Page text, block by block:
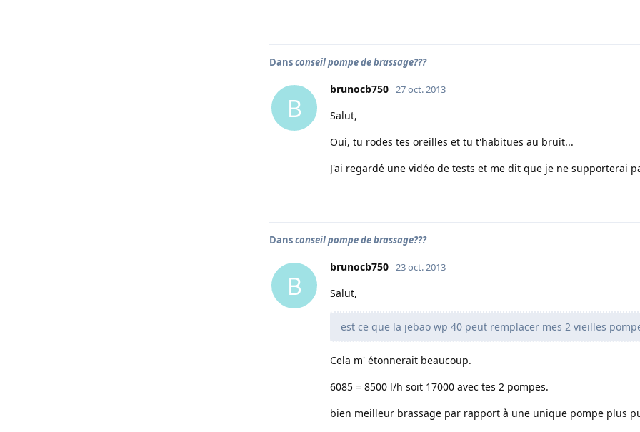
Dansconseil pompe de brassage???
B
brunocb750 27 oct. 2013
Salut,
Oui, tu rodes tes oreilles et tu t'habitues au bruit...
J'ai regardé une vidéo de tests et me dit que je ne supporterai
Dansconseil pompe de brassage???
B
brunocb750 23 oct. 2013
Salut,
est ce que la jebao wp 40 peut remplacer mes 2 vieilles
Cela m' étonnerait beaucoup.
6085 = 8500 l/h soit 17000 avec tes 2 pompes.
bien meilleur brassage par rapport à une unique pompe plus